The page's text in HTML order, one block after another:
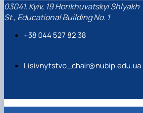
03041, Kyiv, 19 Horikhuvatskyi Shlyakh
St., Educational Building No. 1
+38 044 527 82 38
Lisivnytstvo_chair@nubip.edu.ua